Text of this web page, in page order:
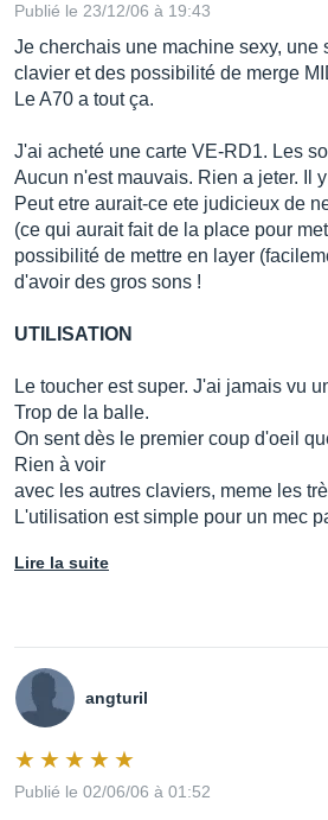
Publié le 23/12/06 à 19:43
Je cherchais une machine sexy, une
clavier et des possibilité de merge
Le A70 a tout ça.
J'ai acheté une carte VE-RD1. Les
Aucun n'est mauvais. Rien a jeter. Il
Peut etre aurait-ce ete judicieux de
(ce qui aurait fait de la place pour
possibilité de mettre en layer
d'avoir des gros sons !
UTILISATION
Le toucher est super. J'ai jamais vu
Trop de la balle.
On sent dès le premier coup d'oeil
Rien à voir
avec les autres claviers, meme les
L'utilisation est simple pour un mec
Lire la suite
angturil
Publié le 02/06/06 à 01:52